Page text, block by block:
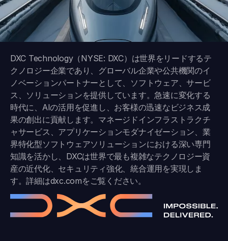
DXC Technology（NYSE: DXC）は世界をリードするテ
クノロジー企業であり、グローバル企業や公共機関のイ
ノベーションパートナーとして、ソフトウェア、サービ
ス、ソリューションを提供しています。急速に変化する
時代に、AIの活用を促進し、お客様の迅速なビジネス成
果の創出に貢献します。マネージドインフラストラクチ
ャサービス、アプリケーションモダナイゼーション、業
界特化型ソフトウェアソリューションにおける深い専門
知識を活かし、DXCは世界で最も複雑なテクノロジー資
産の近代化、セキュリティ強化、統合運用を実現しま
す。詳細はdxc.comをご覧ください。